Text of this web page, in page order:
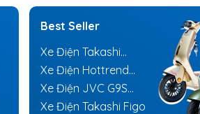
Best Seller
Xe Điện Takashi
Mono
Xe Điện Hottrend
Dkbike V1
Xe Điện JVC G9S
NFC
Xe Điện Takashi Figo